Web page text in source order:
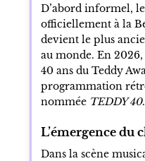
D’abord informel,
officiellement à la
devient le plus
au monde. En
40 ans du Teddy
programmation
nommée TEDDY 40.
L’émergence du
Dans la scène